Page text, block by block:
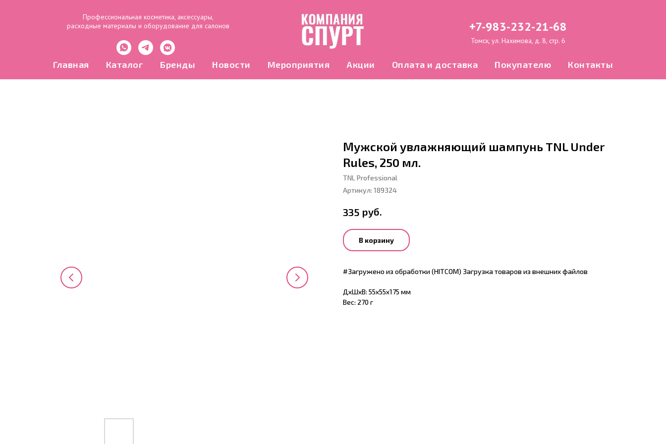
Профессиональная косметика, аксессуары,
расходные материалы и оборудование для салонов
+7-983-232-21-68
Томск, ул. Нахимова, д. 8, стр. 6
Главная Каталог Бренды Новости Мероприятия Акции Оплата и доставка Покупателю Контакты
Мужской увлажняющий шампунь TNL Under
Rules, 250 мл.
TNL Professional
Артикул: 189324
335 руб.
В корзину
#Загружено из обработки (HITCOM) Загрузка товаров из внешних файлов
ДxШxВ: 55x55x175 мм
Вес: 270 г